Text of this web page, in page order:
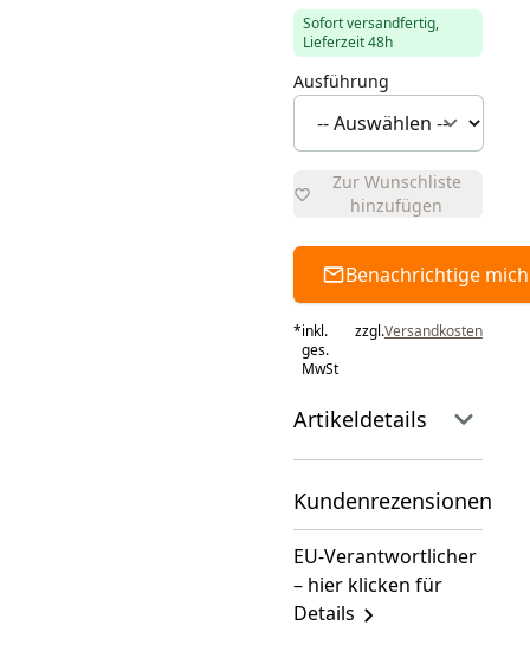
Sofort versandfertig,
Lieferzeit 48h
Ausführung
Zur Wunschliste
hinzufügen
Benachrichtige mich
*inkl.
ges.
MwSt
zzgl.Versandkosten
Artikeldetails
Kundenrezensionen
EU-Verantwortlicher
– hier klicken für
Details